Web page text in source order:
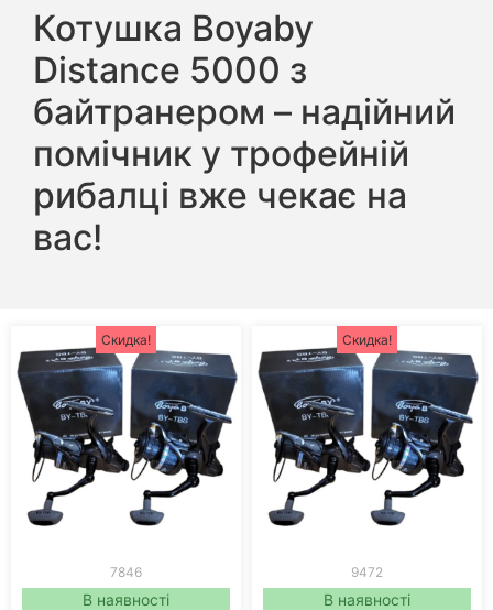
Котушка Boyaby
Distance 5000 з
байтранером – надійний
помічник у трофейній
рибалці вже чекає на
вас!
Скидка!
7846
В наявності
Скидка!
9472
В наявності